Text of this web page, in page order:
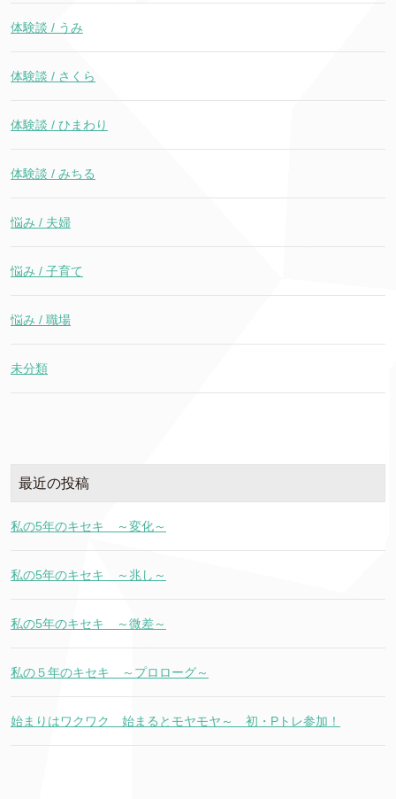
体験談 / うみ
体験談 / さくら
体験談 / ひまわり
体験談 / みちる
悩み / 夫婦
悩み / 子育て
悩み / 職場
未分類
最近の投稿
私の5年のキセキ ～変化～
私の5年のキセキ ～兆し～
私の5年のキセキ ～微差～
私の５年のキセキ ～プロローグ～
始まりはワクワク 始まるとモヤモヤ～ 初・Pトレ参加！